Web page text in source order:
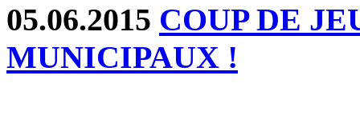
05.06.2015 COUP DE
MUNICIPAUX !